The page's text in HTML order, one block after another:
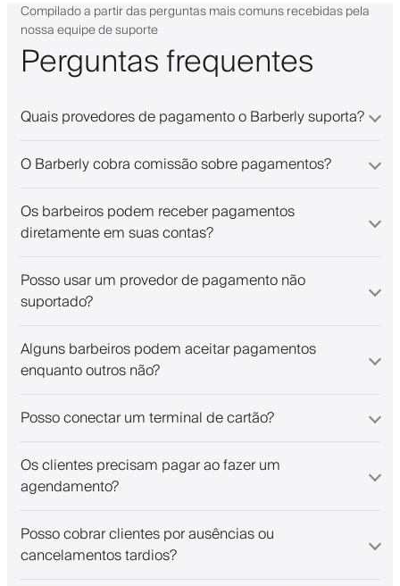
Compilado a partir das perguntas mais comuns recebidas pela
nossa equipe de suporte
Perguntas frequentes
Quais provedores de pagamento o Barberly suporta?
O Barberly cobra comissão sobre pagamentos?
Os barbeiros podem receber pagamentos
diretamente em suas contas?
Posso usar um provedor de pagamento não
suportado?
Alguns barbeiros podem aceitar pagamentos
enquanto outros não?
Posso conectar um terminal de cartão?
Os clientes precisam pagar ao fazer um
agendamento?
Posso cobrar clientes por ausências ou
cancelamentos tardios?